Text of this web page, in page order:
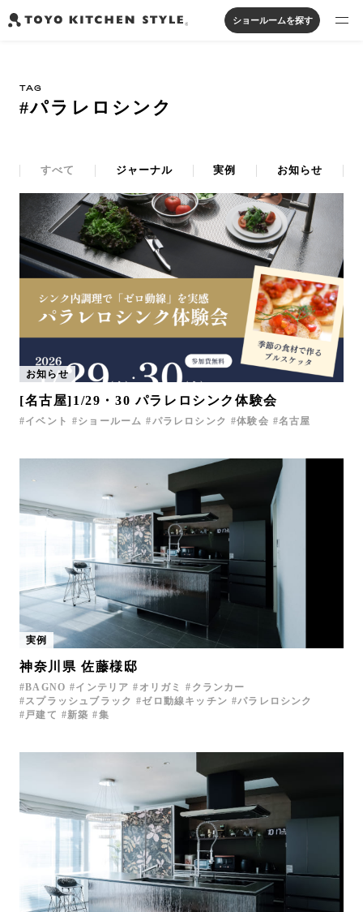
オープンキッチン
ペニンシュラキッチン
壁付けキッチン
システムキッチン
実例から探す
私たちについて
ジャーナルを読む
オンラインストア
お知らせ
カタログを見る
よくあるご質問
お問い合わせ
サポート
LANGUAGE :
JP
オンライン見積もり ショールームを探す
ショールームを探す
TAG
#パラレロシンク
すべて ジャーナル 実例 お知らせ
お知らせ
[名古屋]1/29・30 パラレロシンク体験会
イベント ショールーム パラレロシンク 体験会 名古屋
実例
神奈川県 佐藤様邸
BAGNO インテリア オリガミ
クランカー
スプラッシュブラック
ゼロ動線キッチン
パラレロシンク
戸建て
新築 集